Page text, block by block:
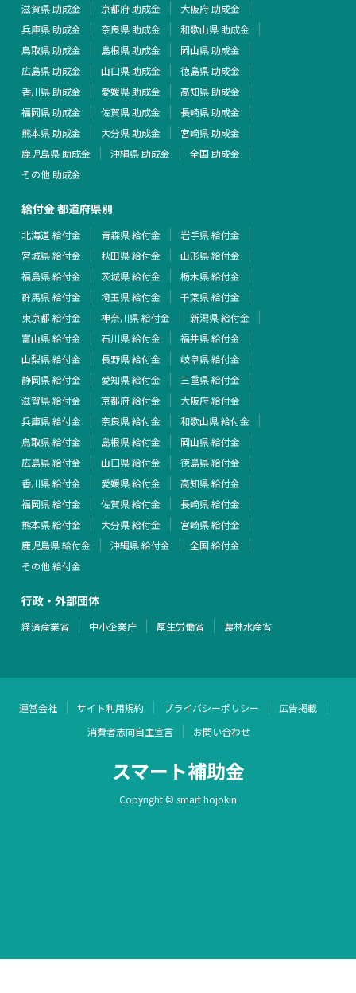
滋賀県 助成金
京都府 助成金
大阪府 助成金
兵庫県 助成金
奈良県 助成金
和歌山県 助成金
鳥取県 助成金
島根県 助成金
岡山県 助成金
広島県 助成金
山口県 助成金
徳島県 助成金
香川県 助成金
愛媛県 助成金
高知県 助成金
福岡県 助成金
佐賀県 助成金
長崎県 助成金
熊本県 助成金
大分県 助成金
宮崎県 助成金
鹿児島県 助成金
沖縄県 助成金
全国 助成金
その他 助成金
給付金 都道府県別
北海道 給付金 青森県 給付金
岩手県 給付金
宮城県 給付金
秋田県 給付金
山形県 給付金
福島県 給付金
茨城県 給付金
栃木県 給付金
群馬県 給付金
埼玉県 給付金
千葉県 給付金
東京都 給付金
神奈川県 給付金
新潟県 給付金
富山県 給付金
石川県 給付金
福井県 給付金
山梨県 給付金
長野県 給付金
岐阜県 給付金
静岡県 給付金
愛知県 給付金
三重県 給付金
滋賀県 給付金
京都府 給付金
大阪府 給付金
兵庫県 給付金
奈良県 給付金
和歌山県 給付金
鳥取県 給付金
島根県 給付金
岡山県 給付金
広島県 給付金
山口県 給付金
徳島県 給付金
香川県 給付金
愛媛県 給付金
高知県 給付金
福岡県 給付金
佐賀県 給付金
長崎県 給付金
熊本県 給付金
大分県 給付金
宮崎県 給付金
鹿児島県 給付金
沖縄県 給付金
全国 給付金
その他 給付金
行政・外部団体
経済産業省 中小企業庁 厚生労働省 農林水産省
運営会社 サイト利用規約 プライバシーポリシー
広告掲載
消費者志向自主宣言
お問い合わせ
スマート補助金
Copyright © smart hojokin